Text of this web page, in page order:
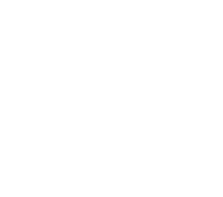
348 -